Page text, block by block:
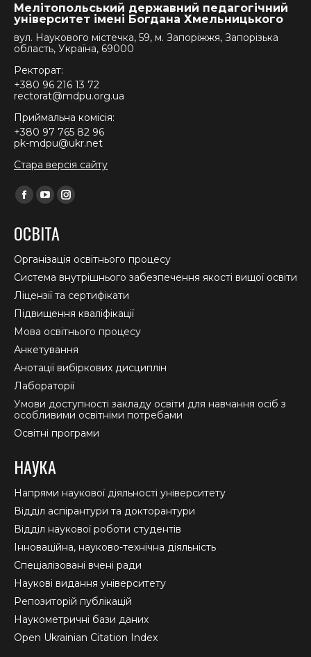
Мелітопольський державний педагогічний
університет імені Богдана Хмельницького
вул. Наукового містечка, 59, м. Запоріжжя, Запорізька
область, Україна, 69000
Ректорат:
+380 96 216 13 72
rectorat@mdpu.org.ua
Приймальна комісія:
+380 97 765 82 96
pk-mdpu@ukr.net
Стара версія сайту
Find us on:
Facebook
opens
in
new
window
YouTube
opens
in
new
window
Instagram
in
new
window
ОСВІТА
Організація освітнього процесу
Система внутрішнього забезпечення якості вищої освіти
Ліцензії та сертифікати
Підвищення кваліфікації
Мова освітнього процесу
Анкетування
Анотації вибіркових дисциплін
Лабораторії
Умови доступності закладу освіти для навчання осіб з
особливими освітніми потребами
Освітні програми
НАУКА
Напрями наукової діяльності університету
Відділ аспірантури та докторантури
Відділ наукової роботи студентів
Інноваційна, науково-технічна діяльність
Спеціалізовані вчені ради
Наукові видання університету
Репозиторій публікацій
Наукометричні бази даних
Open Ukrainian Citation Index